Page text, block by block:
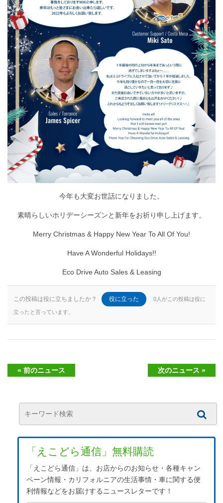
今年も大変お世話になりました。
素晴らしいホリデーシーズンと新年をお祈り申し上げます。
Merry Christmas & Happy New Year To All Of You!
Have A Wonderful Holidays!!
Eco Drive Auto Sales & Leasing
この投稿は役に立ちましたか？ 役に立った 0人がこの投稿は役に
立ったと言っています。
« 前のニュース 次のニュース »
「えこどら通信」無料購読
「えこどら通信」は、お店からのお知らせ・各種キャン
ペーン情報・カリフォルニアの生活事情・車に関する便
利情報などをお届けするニュースレターです！